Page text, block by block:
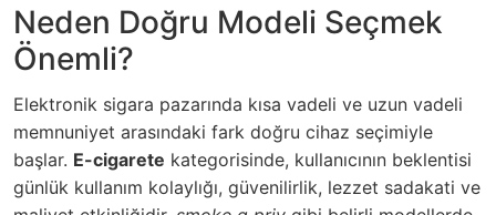
Neden Doğru Modeli Seçmek
Önemli?
Elektronik sigara pazarında kısa vadeli ve uzun vadeli
memnuniyet arasındaki fark doğru cihaz seçimiyle
başlar. E-cigarete kategorisinde, kullanıcının beklentisi
günlük kullanım kolaylığı, güvenilirlik, lezzet sadakati ve